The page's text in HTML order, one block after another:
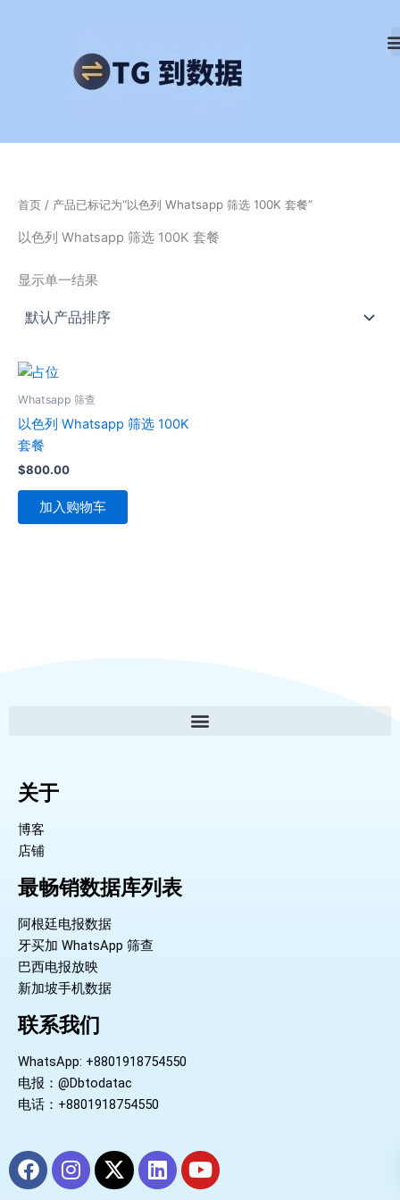
首页 / 产品已标记为“以色列 Whatsapp 筛选 100K 套餐”
以色列 Whatsapp 筛选 100K 套餐
显示单一结果
Whatsapp 筛查
以色列 Whatsapp 筛选 100K
套餐
$800.00
加入购物车
关于
博客
店铺
最畅销数据库列表
阿根廷电报数据
牙买加 WhatsApp 筛查
巴西电报放映
新加坡手机数据
联系我们
WhatsApp: +8801918754550
电报：@Dbtodatac
电话：+8801918754550
F
a
I
n
X
-
L
i
Y
o